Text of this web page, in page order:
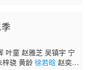
叶童 赵雅芝 吴镇宇 宁
梓骁 黄龄徐若晗赵奕